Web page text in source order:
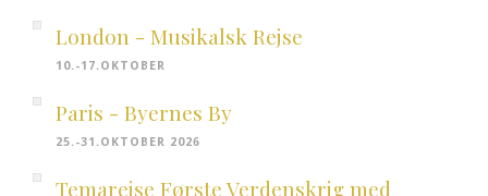
London - Musikalsk Rejse
10.-17.OKTOBER
Paris - Byernes By
25.-31.OKTOBER 2026
Temarejse Første Verdenskrig med